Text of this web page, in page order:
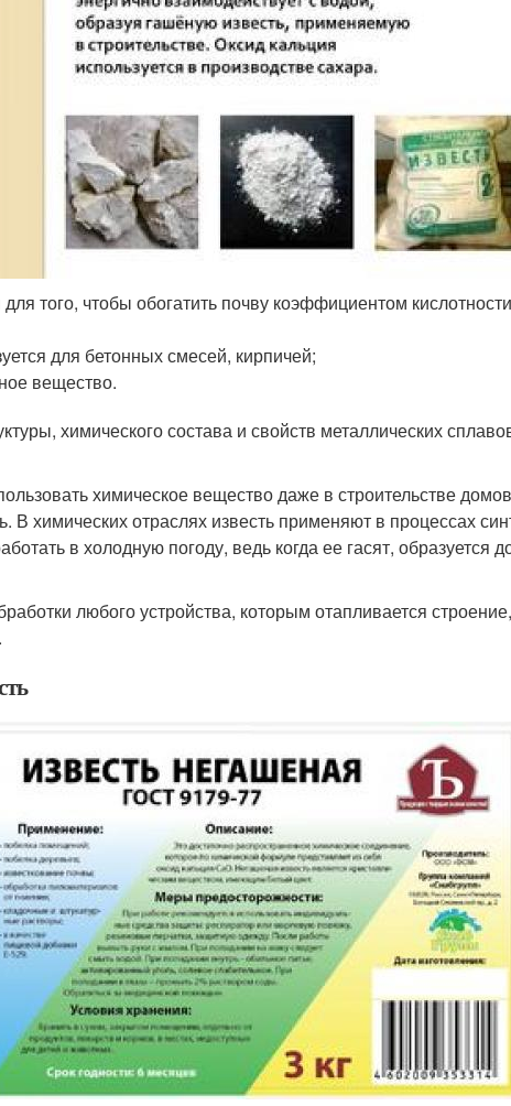
того, чтобы обогатить почву коэффициентом
для бетонных смесей, кирпичей;
вещество.
химического состава и свойств металлических
химическое вещество даже в строительстве
В химических отраслях известь применяют в процессах
в холодную погоду, ведь когда ее гасят, образуется
любого устройства, которым отапливается